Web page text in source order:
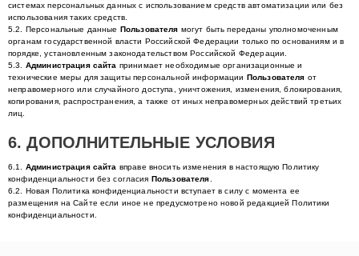
системах персональных данных с использованием средств автоматизации или без
использования таких средств.
5.2. Персональные данные Пользователя могут быть переданы уполномоченным
органам государственной власти Российской Федерации только по основаниям и в
порядке, установленным законодательством Российской Федерации.
5.3. Администрация сайта принимает необходимые организационные и
технические меры для защиты персональной информации Пользователя от
неправомерного или случайного доступа, уничтожения, изменения, блокирования,
копирования, распространения, а также от иных неправомерных действий третьих
лиц.
6. ДОПОЛНИТЕЛЬНЫЕ УСЛОВИЯ
6.1. Администрация сайта вправе вносить изменения в настоящую Политику
конфиденциальности без согласия Пользователя
6.2. Новая Политика конфиденциальности вступает в силу с момента ее
размещения на Сайте если иное не предусмотрено новой редакцией Политики
конфиденциальности.